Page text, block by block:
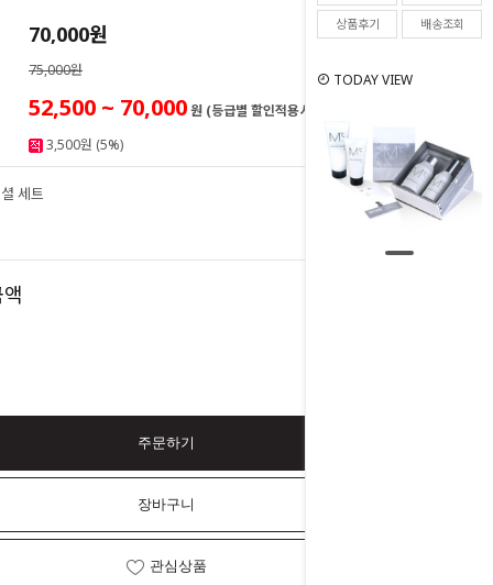
상품후기
배송조회
TODAY VIEW
70,000원
75,000원
52,500 ~ 70,000원 (등급별 할인적용시)
3,500원 (5%)
세트
70,000
주문하기
장바구니
관심상품